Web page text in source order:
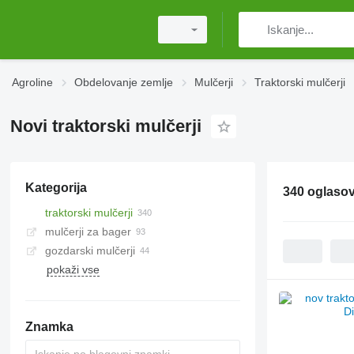
Agroline Obdelovanje zemlje Mulčerji Traktorski mulčerji
Novi traktorski mulčerji
Kategorija
traktorski mulčerji
mulčerji za bager
gozdarski mulčerji
pokaži vse
Znamka
340